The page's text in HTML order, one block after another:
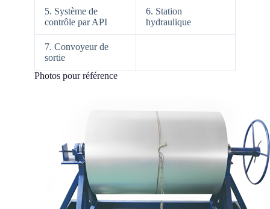
5. Système de
contrôle par API
6. Station
hydraulique
7. Convoyeur de
sortie
Photos pour référence